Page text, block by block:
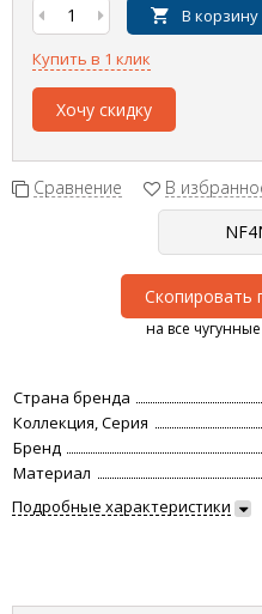
В корзину
Купить в 1 клик
Хочу скидку
Сравнение В
Скопировать
на все
Страна бренда
Коллекция, Серия
Бренд
Материал
Подробные характеристики